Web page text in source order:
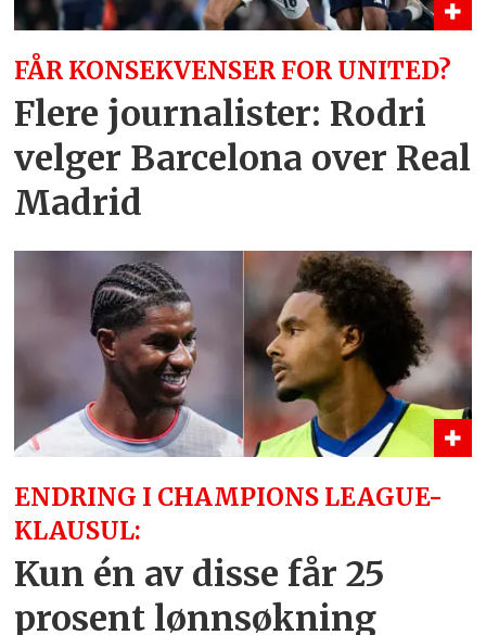
FÅR KONSEKVENSER FOR UNITED?
Flere journalister: Rodri
velger Barcelona over Real
Madrid
ENDRING I CHAMPIONS LEAGUE-
KLAUSUL:
Kun én av disse får 25
prosent lønnsøkning